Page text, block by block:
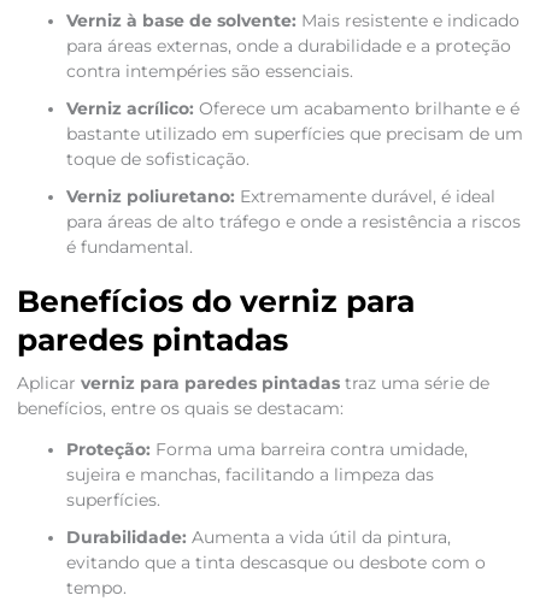
Verniz à base de solvente: Mais resistente e indicado
para áreas externas, onde a durabilidade e a proteção
contra intempéries são essenciais.
Verniz acrílico: Oferece um acabamento brilhante e é
bastante utilizado em superfícies que precisam de um
toque de sofisticação.
Verniz poliuretano: Extremamente durável, é ideal
para áreas de alto tráfego e onde a resistência a riscos
é fundamental.
Benefícios do verniz para
paredes pintadas
Aplicar verniz para paredes pintadastraz uma série de
benefícios, entre os quais se destacam:
Proteção: Forma uma barreira contra umidade,
sujeira e manchas, facilitando a limpeza das
superfícies.
Durabilidade: Aumenta a vida útil da pintura,
evitando que a tinta descasque ou desbote com o
tempo.